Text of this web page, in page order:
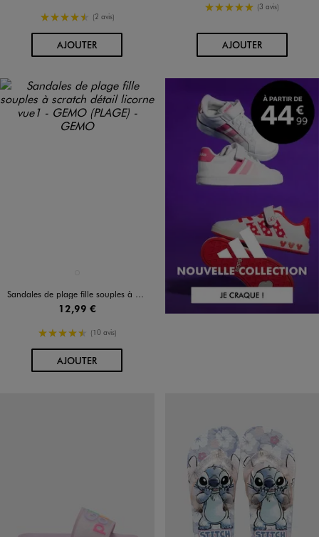
4.5/5 de moyenne
(2 avis)
AJOUTERAU PANIER
5/5 de moyenne
(3 avis)
AJOUTERAU PANIER
Sandales de plage fille souples à scratch détail licorne
12,99 €
4.5/5 de moyenne
(10 avis)
AJOUTERAU PANIER